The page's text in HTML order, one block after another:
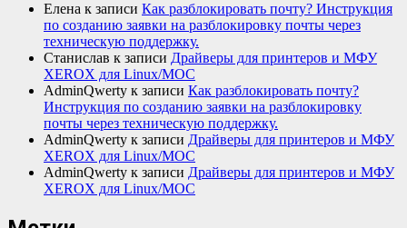
Елена к записи Как разблокировать почту? Инструкция
по созданию заявки на разблокировку почты через
техническую поддержку.
Станислав к записи Драйверы для принтеров и МФУ
XEROX для Linux/МОС
AdminQwerty к записи Как разблокировать почту?
Инструкция по созданию заявки на разблокировку
почты через техническую поддержку.
AdminQwerty к записи Драйверы для принтеров и МФУ
XEROX для Linux/МОС
AdminQwerty к записи Драйверы для принтеров и МФУ
XEROX для Linux/МОС